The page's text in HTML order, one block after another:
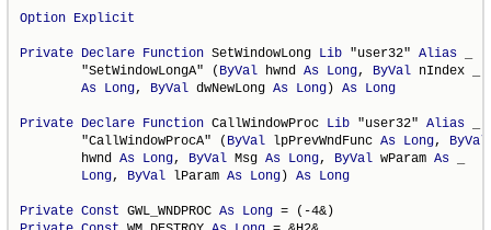
Option Explicit
Private Declare Function SetWindowLong Lib "user32" Alias
        "SetWindowLongA" (
ByVal hwnd As Long, ByVal nIndex _
As Long, ByVal dwNewLong As Long) As Long
Private Declare Function CallWindowProc Lib "user32" Alias
        "CallWindowProcA" (
ByVal lpPrevWndFunc As Long, ByVal
        hwnd
As Long, ByVal Msg As Long, ByVal wParam As
Long, ByVal lParam As Long) As Long
Private Const GWL_WNDPROC As Long